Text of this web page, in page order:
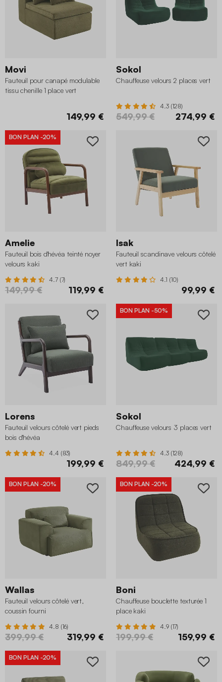
Movi
Fauteuil pour canapé modulable
tissu chenille 1 place vert
149,99 €
Sokol
Chauffeuse velours 2 places vert
4.3 (128)
549,99 € 274,99 €
BON PLAN -20%
Amelie
Fauteuil bois d'hévéa teinté noyer
velours kaki
4.7 (7)
149,99 € 119,99 €
Isak
Fauteuil scandinave velours côtelé
vert kaki
4.1 (10)
99,99 €
Lorens
Fauteuil velours côtelé vert pieds
bois d'hévéa
4.4 (83)
199,99 €
BON PLAN -50%
Sokol
Chauffeuse velours 3 places vert
4.3 (128)
849,99 € 424,99 €
BON PLAN -20%
Wallas
Fauteuil velours côtelé vert,
coussin fourni
4.8 (16)
399,99 € 319,99 €
BON PLAN -20%
Boni
Chauffeuse bouclette texturée 1
place kaki
4.9 (17)
199,99 € 159,99 €
BON PLAN -20%